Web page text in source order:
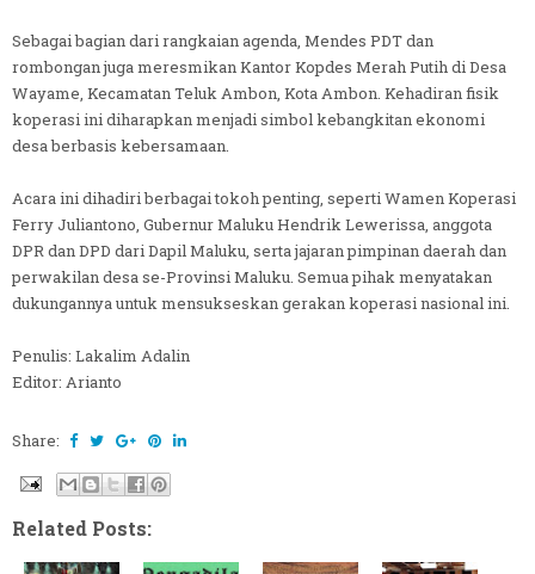
Sebagai bagian dari rangkaian agenda, Mendes PDT dan
rombongan juga meresmikan Kantor Kopdes Merah Putih di Desa
Wayame, Kecamatan Teluk Ambon, Kota Ambon. Kehadiran fisik
koperasi ini diharapkan menjadi simbol kebangkitan ekonomi
desa berbasis kebersamaan.
Acara ini dihadiri berbagai tokoh penting, seperti Wamen Koperasi
Ferry Juliantono, Gubernur Maluku Hendrik Lewerissa, anggota
DPR dan DPD dari Dapil Maluku, serta jajaran pimpinan daerah dan
perwakilan desa se-Provinsi Maluku. Semua pihak menyatakan
dukungannya untuk mensukseskan gerakan koperasi nasional ini.
Penulis: Lakalim Adalin
Editor: Arianto
Share:
Related Posts: